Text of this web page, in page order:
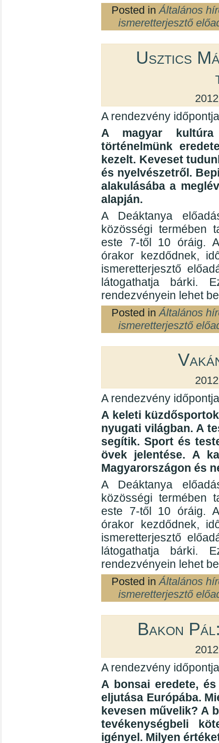
Posted inÁltalános
ismeretterjesztő
Usztics
A rendezvény
A magyar
történelmünk
kezelt. Keveset
és nyelvészetről.
alakulásába a
alapján.
A Deáktanya
közösségi termében
este 7-től 10 óráig.
órakor kezdődnek,
ismeretterjesztő
látogathatja bárki.
rendezvényein lehet
Posted in Általános
ismeretterjesztő
A rendezvény
A keleti
nyugati világban. A
segítik. Sport és
övek jelentése. A
Magyarországon és
A Deáktanya
közösségi termében
este 7-től 10 óráig.
órakor kezdődnek,
ismeretterjesztő
látogathatja bárki.
rendezvényein lehet
Posted inÁltalános
ismeretterjesztő
Bakon
A rendezvény
A bonsai eredete,
eljutása Európába.
kevesen művelik? A
tevékenységbeli
igényel. Milyen